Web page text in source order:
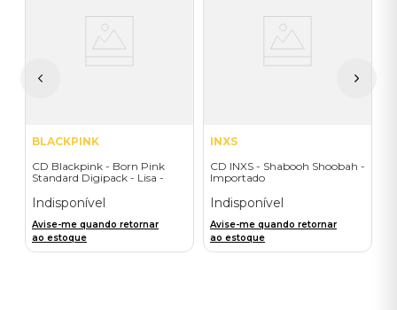
BLACKPINK
CD Blackpink - Born Pink
Standard Digipack - Lisa -
Indisponível
Avise-me quando retornar
ao estoque
INXS
CD INXS - Shabooh Shoobah -
Importado
Indisponível
Avise-me quando retornar
ao estoque